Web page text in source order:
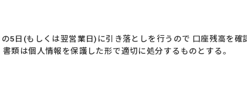
5日(もしくは翌営業日)に引き落としを行うので 口座残高を確
類は個人情報を保護した形で適切に処分するものとする。